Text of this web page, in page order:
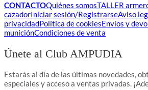
CONTACTOQuiénes somosTALLER
cazadorIniciar sesión/RegistrarseAviso
privacidadPolítica de cookiesEnvíos y
municiónCondiciones de venta
Únete al Club AMPUDIA
Estarás al día de las últimas novedades,
especiales y acceso a ventas privadas.